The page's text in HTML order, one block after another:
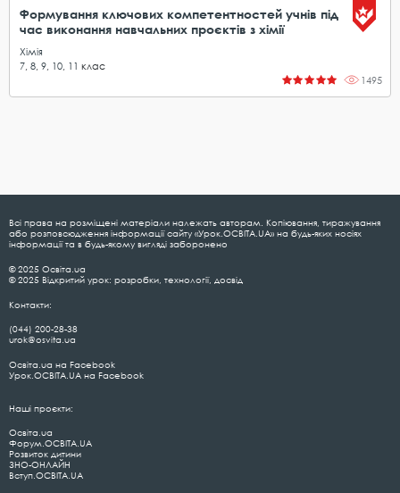
Формування ключових компетентностей учнів під
час виконання навчальних проєктів з хімії
Хімія
7 8 9 10 11 клас
1495
Всі права на розміщені матеріали належать авторам. Копіювання, тиражування
або розповсюдження інформації сайту «Урок.ОСВІТА.UA» на будь-яких носіях
інформації та в будь-якому вигляді заборонено
© 2025 Освіта.ua
© 2025 Відкритий урок: розробки, технології, досвід
Контакти:
(044) 200-28-38
urok@osvita.ua
Освіта.ua на Facebook
Урок.ОСВІТА.UA на Facebook
Наші проєкти:
Освіта.ua
Форум.ОСВІТА.UA
Розвиток дитини
ЗНО-ОНЛАЙН
Вступ.ОСВІТА.UA